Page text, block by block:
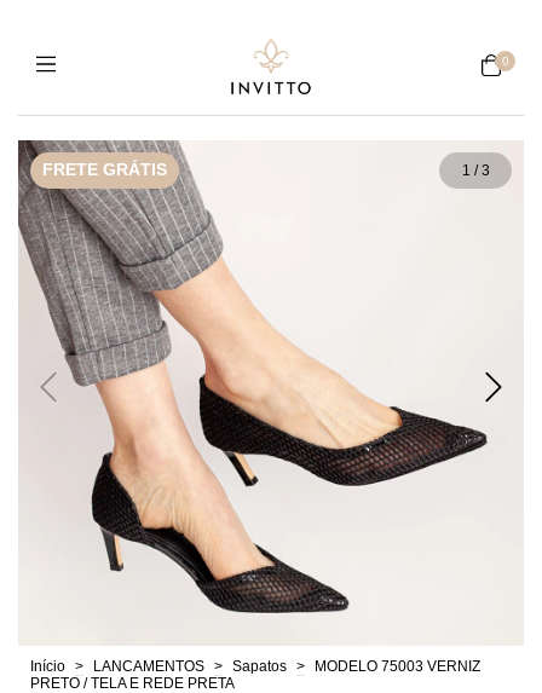
0
FRETE GRÁTIS 1 /3
Início > LANCAMENTOS > Sapatos >
MODELO 75003 VERNIZ
PRETO / TELA E REDE PRETA